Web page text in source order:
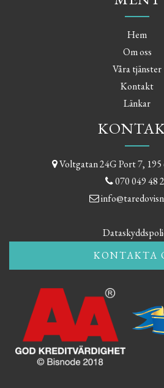
Hem
Om oss
Våra tjänster
Kontakt
Länkar
Voltgatan 24G Port 7, 195
070 049 48
KONTAKTA